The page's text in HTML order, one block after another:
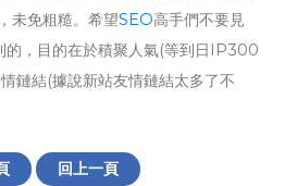
未免粗糙。希望SEO高手們不要見
的，目的在於積聚人氣(等到日IP300
鏈結(據說新站友情鏈結太多了不
回上一頁